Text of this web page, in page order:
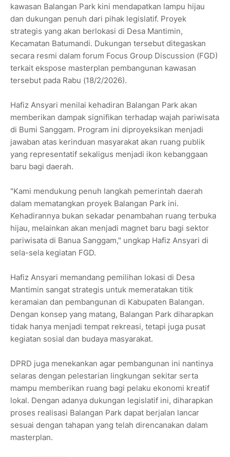
kawasan Balangan Park kini mendapatkan lampu hijau
dan dukungan penuh dari pihak legislatif. Proyek
strategis yang akan berlokasi di Desa Mantimin,
Kecamatan Batumandi. Dukungan tersebut ditegaskan
secara resmi dalam forum Focus Group Discussion (FGD)
terkait ekspose masterplan pembangunan kawasan
tersebut pada Rabu (18/2/2026).
Hafiz Ansyari menilai kehadiran Balangan Park akan
memberikan dampak signifikan terhadap wajah pariwisata
di Bumi Sanggam. Program ini diproyeksikan menjadi
jawaban atas kerinduan masyarakat akan ruang publik
yang representatif sekaligus menjadi ikon kebanggaan
baru bagi daerah.
"Kami mendukung penuh langkah pemerintah daerah
dalam mematangkan proyek Balangan Park ini.
Kehadirannya bukan sekadar penambahan ruang terbuka
hijau, melainkan akan menjadi magnet baru bagi sektor
pariwisata di Banua Sanggam," ungkap Hafiz Ansyari di
sela-sela kegiatan FGD.
Hafiz Ansyari memandang pemilihan lokasi di Desa
Mantimin sangat strategis untuk memeratakan titik
keramaian dan pembangunan di Kabupaten Balangan.
Dengan konsep yang matang, Balangan Park diharapkan
tidak hanya menjadi tempat rekreasi, tetapi juga pusat
kegiatan sosial dan budaya masyarakat.
DPRD juga menekankan agar pembangunan ini nantinya
selaras dengan pelestarian lingkungan sekitar serta
mampu memberikan ruang bagi pelaku ekonomi kreatif
lokal. Dengan adanya dukungan legislatif ini, diharapkan
proses realisasi Balangan Park dapat berjalan lancar
sesuai dengan tahapan yang telah direncanakan dalam
masterplan.